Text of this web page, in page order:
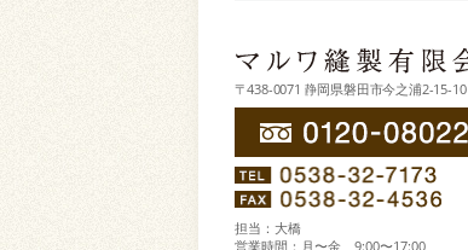
〒438-0071 静岡県磐田市今之浦2-15-10
担当：大橋
営業時間：月〜金 9:00〜17:00